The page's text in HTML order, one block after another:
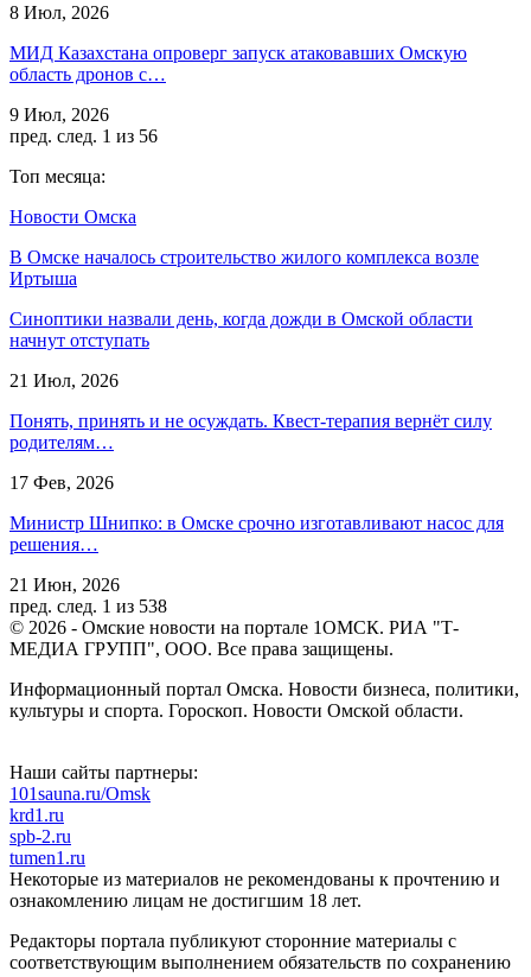
8 Июл, 2026
МИД Казахстана опроверг запуск атаковавших Омскую
область дронов с…
9 Июл, 2026
пред. след. 1 из 56
Топ месяца:
Новости Омска
В Омске началось строительство жилого комплекса возле
Иртыша
Синоптики назвали день, когда дожди в Омской области
начнут отступать
21 Июл, 2026
Понять, принять и не осуждать. Квест-терапия вернёт силу
родителям…
17 Фев, 2026
Министр Шнипко: в Омске срочно изготавливают насос для
решения…
21 Июн, 2026
пред. след. 1 из 538
© 2026 - Омские новости на портале 1ОМСК. РИА "Т-
МЕДИА ГРУПП", ООО. Все права защищены.
Информационный портал Омска. Новости бизнеса, политики,
культуры и спорта. Гороскоп. Новости Омской области.
Наши сайты партнеры:
101sauna.ru/Omsk
krd1.ru
spb-2.ru
tumen1.ru
Некоторые из материалов не рекомендованы к прочтению и
ознакомлению лицам не достигшим 18 лет.
Редакторы портала публикуют сторонние материалы с
соответствующим выполнением обязательств по сохранению